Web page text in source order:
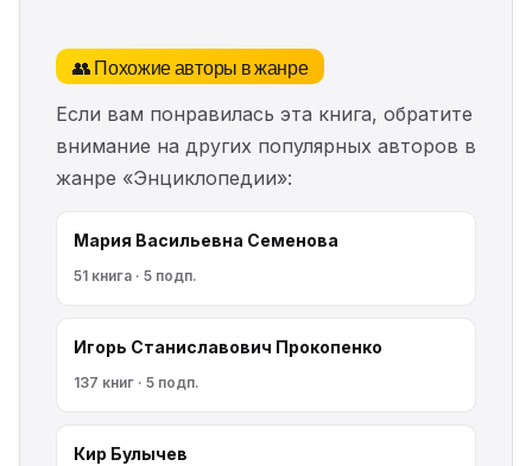
👥 Похожие авторы в жанре
Если вам понравилась эта книга, обратите
внимание на других популярных авторов в
жанре «Энциклопедии»:
Мария Васильевна Семенова
51 книга · 5 подп.
Игорь Станиславович Прокопенко
137 книг · 5 подп.
Кир Булычев